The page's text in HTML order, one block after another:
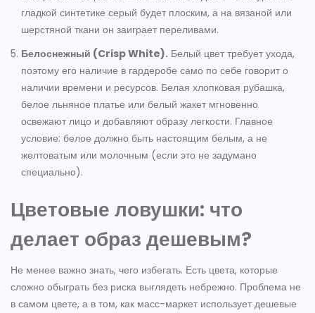
гладкой синтетике серый будет плоским, а на вязаной или
шерстяной ткани он заиграет переливами.
Белоснежный (Crisp White). Белый цвет требует ухода,
поэтому его наличие в гардеробе само по себе говорит о
наличии времени и ресурсов. Белая хлопковая рубашка,
белое льняное платье или белый жакет мгновенно
освежают лицо и добавляют образу легкости. Главное
условие: белое должно быть настоящим белым, а не
желтоватым или молочным (если это не задумано
специально).
Цветовые ловушки: что
делает образ дешевым?
Не менее важно знать, чего избегать. Есть цвета, которые
сложно обыграть без риска выглядеть небрежно. Проблема не
в самом цвете, а в том, как масс-маркет использует дешевые